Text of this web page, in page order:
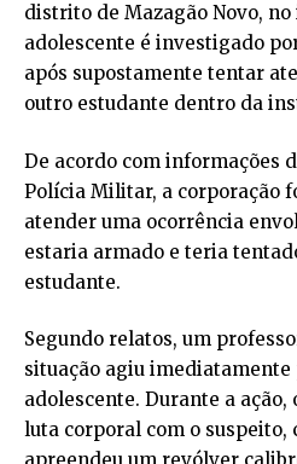
distrito de Mazagão Novo,
adolescente é investigado
após supostamente tentar
outro estudante dentro da
De acordo com informações
Polícia Militar, a corporação
atender uma ocorrência
estaria armado e teria
estudante.
Segundo relatos, um
situação agiu imediatamente
adolescente. Durante a
luta corporal com o suspeito,